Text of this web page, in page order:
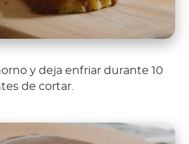
y deja enfriar durante 10
de cortar.